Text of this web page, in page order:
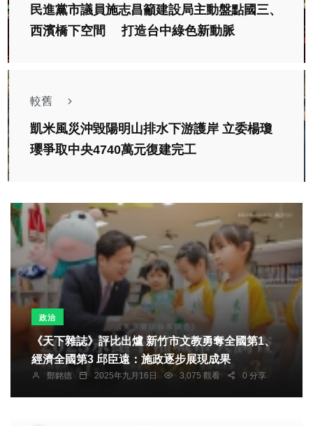
民進黨市議員施志昌籲建設局主動盤點國三、
西濱橋下空間 打造台中綠色新動脈
較舊
凱米風災沖毀陽明山排水下游護岸 立委楊瓊
瓔爭取中央4740萬元復建完工
政治
《天下雜誌》評比出爐 新竹市文教勇奪全國第1、
經濟全國第3 邱臣遠：施政逐步展現成果
鄭銘德 2025年九月16日 3,075 觀看 0 分享